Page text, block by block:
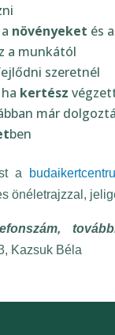
növényeket és
a munkától
szeretnél
kertész
már
ben
a
önéletrajzzal,
Kazsuk Béla